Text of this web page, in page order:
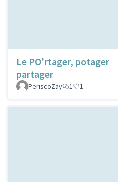
Le PO'rtager, potager
partager
PeriscoZay
1 1